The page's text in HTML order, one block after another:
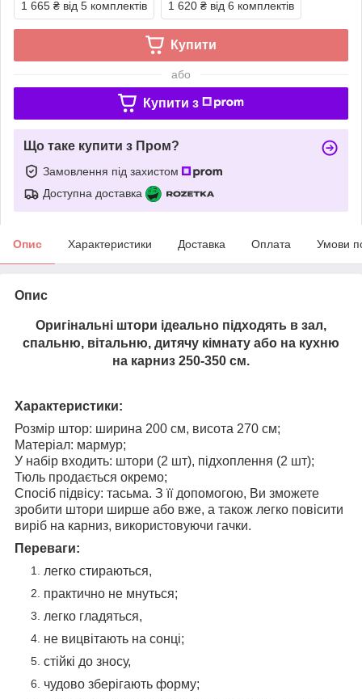
1 665 ₴ від 5 комплектів 1 620 ₴ від 6 комплектів
Купити
або
Купити з
Що таке купити з Пром?
Замовлення під захистом
Доступна доставка
Опис Характеристики Доставка Оплата Умови
Опис
Оригінальні штори ідеально підходять в зал,
спальню, вітальню, дитячу кімнату або на кухню
на карниз 250-350 см.
Характеристики:
Розмір штор: ширина 200 см, висота 270 см;
Матеріал: мармур;
У набір входить: штори (2 шт), підхоплення (2 шт);
Тюль продається окремо;
Спосіб підвісу: тасьма. З її допомогою, Ви зможете
зробити штори ширше або вже, а також легко повісити
виріб на карниз, використовуючи гачки.
Переваги:
легко стираються,
практично не мнуться;
легко гладяться,
не вицвітають на сонці;
стійкі до зносу,
чудово зберігають форму;